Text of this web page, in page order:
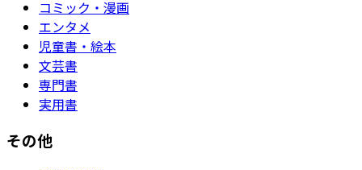
コミック・漫画
エンタメ
児童書・絵本
文芸書
専門書
実用書
その他